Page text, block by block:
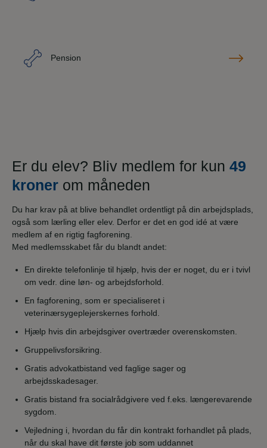
Pension
Er du elev? Bliv medlem for kun 49
kroner om måneden
Du har krav på at blive behandlet ordentligt på din arbejdsplads,
også som lærling eller elev. Derfor er det en god idé at være
medlem af en rigtig fagforening.
Med medlemsskabet får du blandt andet:
En direkte telefonlinje til hjælp, hvis der er noget, du er i tvivl
om vedr. dine løn- og arbejdsforhold.
En fagforening, som er specialiseret i
veterinærsygeplejerskernes forhold.
Hjælp hvis din arbejdsgiver overtræder overenskomsten.
Gruppelivsforsikring.
Gratis advokatbistand ved faglige sager og
arbejdsskadesager.
Gratis bistand fra socialrådgivere ved f.eks. længerevarende
sygdom.
Vejledning i, hvordan du får din kontrakt forhandlet på plads,
når du skal have dit første job som uddannet